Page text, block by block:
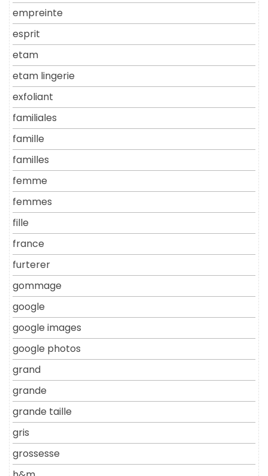
empreinte
esprit
etam
etam lingerie
exfoliant
familiales
famille
familles
femme
femmes
fille
france
furterer
gommage
google
google images
google photos
grand
grande
grande taille
gris
grossesse